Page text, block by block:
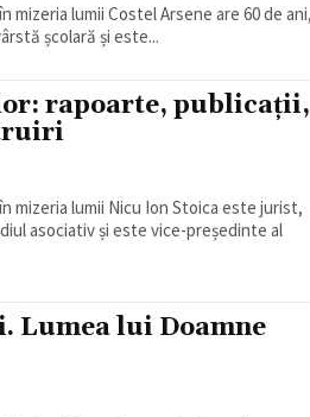
Arsene are 60 de ani,
școlară și este...
rapoarte, publicaţii,
Ion Stoica este jurist,
asociativ și este vice-președinte al
Lumea lui Doamne